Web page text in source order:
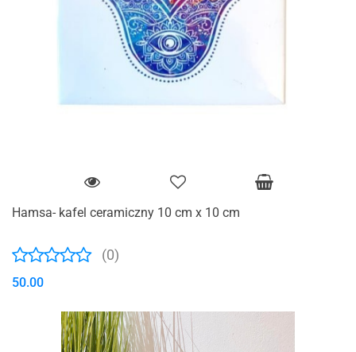
Hamsa- kafel ceramiczny 10 cm x 10 cm
(0)
50.00